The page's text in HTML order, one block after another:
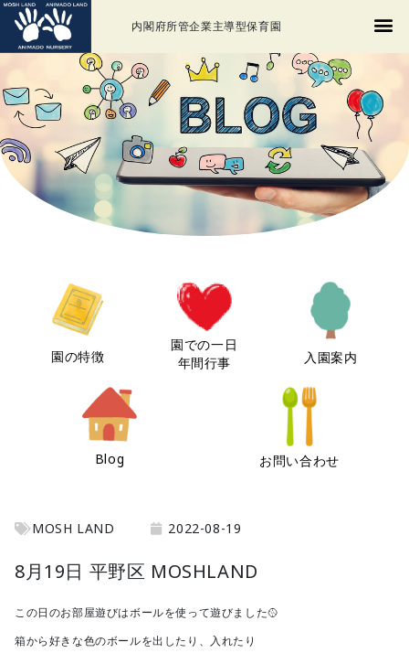
内閣府所管企業主導型保育園
園の特徴
園での一日
年間行事
入園案内
Blog お問い合わせ
MOSH LAND 2022-08-19
8月19日 平野区 MOSHLAND
この日のお部屋遊びはボールを使って遊びました🥎
箱から好きな色のボールを出したり、入れたり